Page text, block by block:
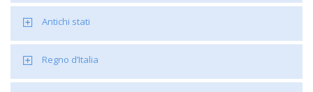
Antichi stati
Regno d’Italia